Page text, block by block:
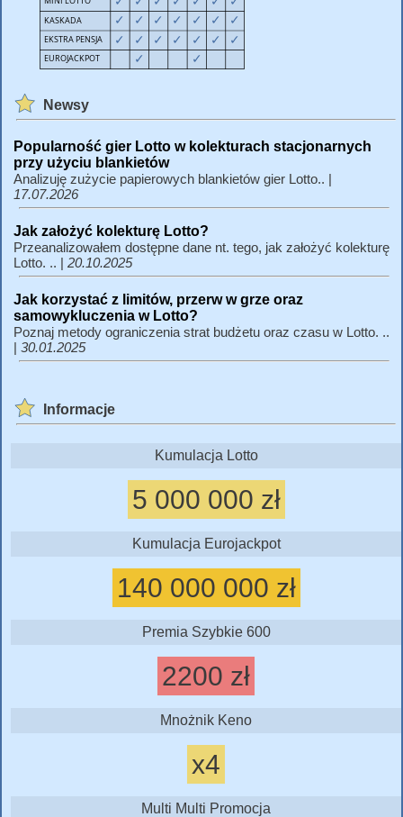
Newsy
Popularność gier Lotto w kolekturach stacjonarnych
przy użyciu blankietów
Analizuję zużycie papierowych blankietów gier Lotto.. |
17.07.2026
Jak założyć kolekturę Lotto?
Przeanalizowałem dostępne dane nt. tego, jak założyć kolekturę
Lotto. .. | 20.10.2025
Jak korzystać z limitów, przerw w grze oraz
samowykluczenia w Lotto?
Poznaj metody ograniczenia strat budżetu oraz czasu w Lotto. ..
| 30.01.2025
Informacje
Kumulacja Lotto
5 000 000 zł
Kumulacja Eurojackpot
140 000 000 zł
Premia Szybkie 600
2200 zł
Mnożnik Keno
x4
Multi Multi Promocja